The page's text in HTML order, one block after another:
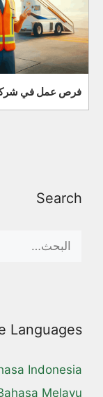
فرص عمل في شركة
Search
for:
Languages
Indonesia
Melayu